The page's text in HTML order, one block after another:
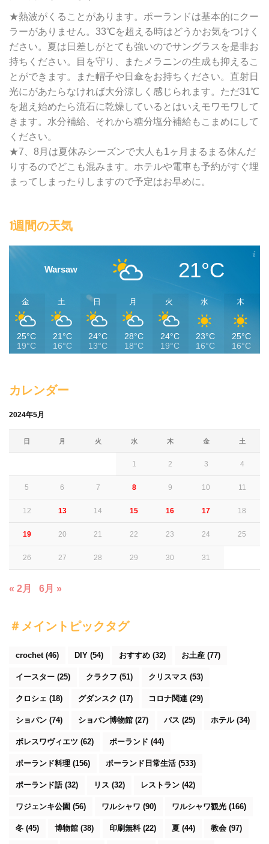
★熱波がくることがあります。ポーランドは基本的にクー
ラーがありません。33℃を超える時はどうかお気をつけく
ださい。夏は日差しがとても強いのでサングラスを是非お
持ちください。目を守り、またメラニンの生成も抑えるこ
とができます。また帽子や日傘をお持ちください。直射日
光にがあたらなければ大分涼しく感じられます。ただ31℃
を超え始めたら流石に乾燥しているとはいえモワモワして
きます。水分補給、それから糖分塩分補給もこまめにして
ください。
★7、8月は夏休みシーズンで大人も1ヶ月まるまる休んだ
りするのでどこも混みます。ホテルや電車も予約がすぐ埋
まってしまったりしますので予定はお早めに。
1週間の天気
Warsaw 21°C
金
25°C
19°C
土
21°C
16°C
日
24°C
13°C
月
28°C
18°C
火
24°C
19°C
水
23°C
16°C
木
25°C
16°C
カレンダー
2024年5月
日 月 火 水 木 金 土
1 2 3 4
5 6 7 8 9 10 11
12 13 14 15 16 17 18
19 20 21 22 23 24 25
26 27 28 29 30 31
« 2月 6月 »
＃メイントピックタグ
crochet (46) DIY (54) おすすめ (32) お土産 (77)
イースター (25) クラクフ (51) クリスマス (53)
クロシェ (18) グダンスク (17) コロナ関連 (29)
ショパン (74) ショパン博物館 (27) バス (25) ホテル(34)
ボレスワヴィエツ (62) ポーランド (44)
ポーランド料理 (156) ポーランド日常生活(533)
ポーランド語(32) リス (32) レストラン (42)
ワジェンキ公園 (56) ワルシャワ (90) ワルシャワ観光 (166)
冬 (45) 博物館 (38) 印刷無料(22) 夏 (44) 教会 (97)